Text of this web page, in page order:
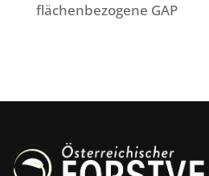
flächenbezogene GAP